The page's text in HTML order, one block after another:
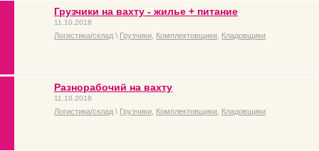
Грузчики на вахту - жилье + питание
11.10.2018
Логистика/склад \ Грузчики Комплектовщики Кладовщики
Разнорабочий на вахту
11.10.2018
Логистика/склад \ Грузчики Комплектовщики Кладовщики